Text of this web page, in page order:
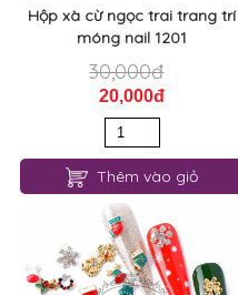
Hộp xà cừ ngọc trai trang trí
móng nail 1201
30,000đ
20,000đ
Thêm vào giỏ